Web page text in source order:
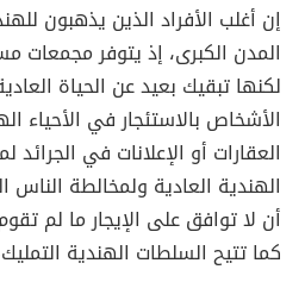
إن أغلب الأفراد الذين يذهبون
المدن الكبرى، إذ يتوفر مجمعات
لكنها تبقيك بعيد عن الحياة
الأشخاص بالاستئجار في الأحياء
العقارات أو الإعلانات في الجرائد
الهندية العادية ولمخالطة الناس
أن لا توافق على الإيجار ما لم
كما تتيح السلطات الهندية